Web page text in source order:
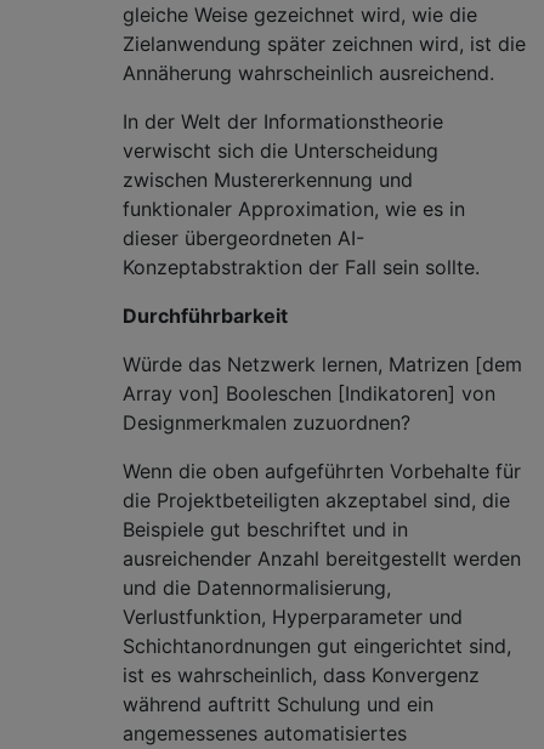
gleiche Weise gezeichnet wird, wie die
Zielanwendung später zeichnen wird, ist die
Annäherung wahrscheinlich ausreichend.
In der Welt der Informationstheorie
verwischt sich die Unterscheidung
zwischen Mustererkennung und
funktionaler Approximation, wie es in
dieser übergeordneten AI-
Konzeptabstraktion der Fall sein sollte.
Durchführbarkeit
Würde das Netzwerk lernen, Matrizen [dem
Array von] Booleschen [Indikatoren] von
Designmerkmalen zuzuordnen?
Wenn die oben aufgeführten Vorbehalte für
die Projektbeteiligten akzeptabel sind, die
Beispiele gut beschriftet und in
ausreichender Anzahl bereitgestellt werden
und die Datennormalisierung,
Verlustfunktion, Hyperparameter und
Schichtanordnungen gut eingerichtet sind,
ist es wahrscheinlich, dass Konvergenz
während auftritt Schulung und ein
angemessenes automatisiertes